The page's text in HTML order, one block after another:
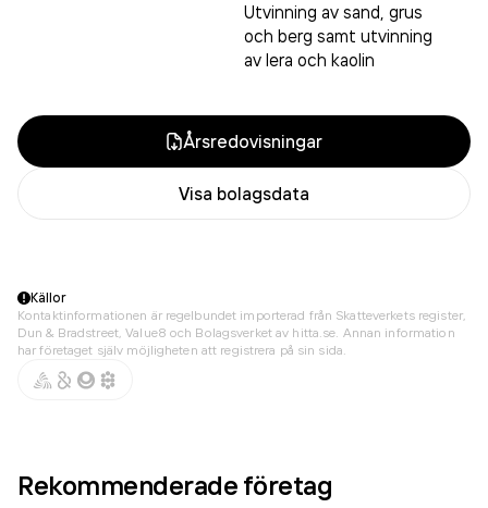
Utvinning av sand, grus
och berg samt utvinning
av lera och kaolin
Årsredovisningar
Visa bolagsdata
Källor
Kontaktinformationen är regelbundet importerad från Skatteverkets register,
Dun & Bradstreet, Value8 och Bolagsverket av hitta.se. Annan information
har företaget själv möjligheten att registrera på sin sida.
Rekommenderade företag